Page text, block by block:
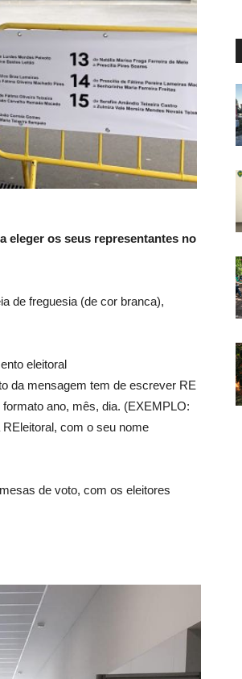
eleger os seus representantes no
de freguesia (de cor branca),
eleitoral
da mensagem tem de escrever RE
ano, mês, dia. (EXEMPLO:
com o seu nome
de voto, com os eleitores